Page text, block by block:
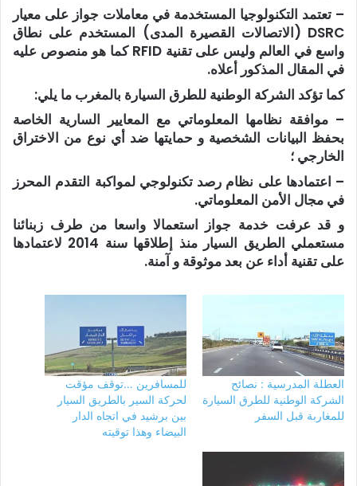
– تعتمد التكنولوجيا المستخدمة في معاملات جواز على معيار
DSRC (الاتصالات القصيرة المدى) المستخدم على نطاق
واسع في العالم وليس على تقنية RFID كما هو منصوص عليه
في المقال المذكور أعلاه.
كما تؤكد الشركة الوطنية للطرق السيارة بالمغرب ما يلي:
– موافقة نظامها المعلوماتي مع المعايير السارية الخاصة
بحفظ البيانات الشخصية و حمايتها ضد أي نوع من الاختراق
الخارجي ؛
– اعتمادها على نظام رصد تكنولوجي لمواكبة التقدم المحرز
في مجال الأمن المعلوماتي.
و قد عرفت خدمة جواز استعمالا واسعا من طرف زبنائنا
مستعملي الطريق السيار منذ إطلاقها سنة 2014 لاعتمادها
على تقنية أداء عن بعد موثوقة و آمنة.
العطلة المدرسية : نصائح
الشركة الوطنية للطرق السيارة
للمغاربة قبل السفر
للمسافرين …توقف مؤقت
لحركة السير بالطريق السيار
بين برشيد في اتجاه الدار
البيضاء وهذا توقيته